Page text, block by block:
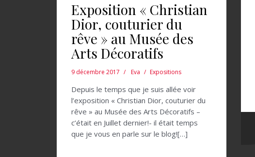
Exposition « Christian
Dior, couturier du
rêve » au Musée des
Arts Décoratifs
9 décembre 2017 Eva Expositions
Depuis le temps que je suis allée voir
l’exposition « Christian Dior, couturier du
rêve » au Musée des Arts Décoratifs –
c’était en Juillet dernier!- il était temps
que je vous en parle sur le blog![…]